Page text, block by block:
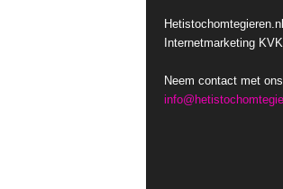
Internetmarketing
Neem contact met